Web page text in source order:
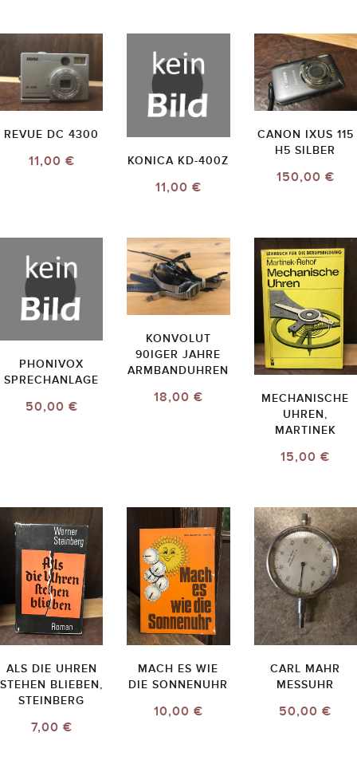
REVUE DC 4300
11,00 € KONICA KD-400Z
11,00 €
CANON IXUS 115
H5 SILBER
150,00 €
PHONIVOX
SPRECHANLAGE
50,00 €
KONVOLUT
90IGER JAHRE
ARMBANDUHREN
18,00 €
MECHANISCHE
UHREN,
MARTINEK
15,00 €
ALS DIE UHREN
STEHEN BLIEBEN,
STEINBERG
7,00 €
MACH ES WIE
DIE SONNENUHR
10,00 €
CARL MAHR
MESSUHR
50,00 €